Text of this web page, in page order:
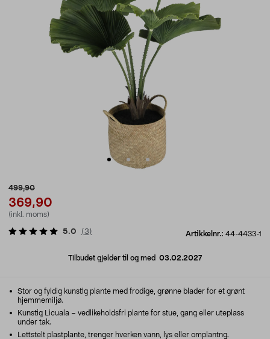
499,90
369,90
(inkl. moms)
Artikkelnr.: 44-4433-1
5.0 (3)
Tilbudet gjelder til og med 03.02.2027
Stor og fyldig kunstig plante med frodige, grønne blader for et grønt
hjemmemiljø.
Kunstig Licuala – vedlikeholdsfri plante for stue, gang eller uteplass
under tak.
Lettstelt plastplante, trenger hverken vann, lys eller omplantng.